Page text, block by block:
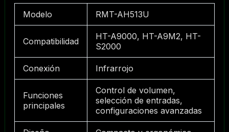
Modelo RMT-AH513U
Compatibilidad
HT-A9000, HT-A9M2, HT-
S2000
Conexión Infrarrojo
Funciones
principales
Control de volumen,
selección de entradas,
configuraciones avanzadas